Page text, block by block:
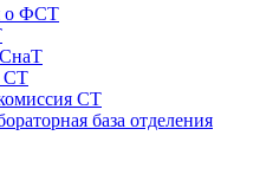
о ФСТ
СТ
СТ
база отделения